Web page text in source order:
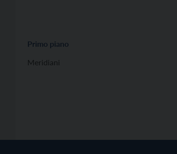
Primo piano
Meridiani